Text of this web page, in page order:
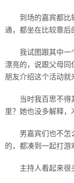
到场的嘉宾都比
通，都坐在比较靠后
我试图跟其中一
漂亮的，说跟父母同
朋友介绍这个活动就
当时我百思不
里？她也没多解释，
男嘉宾们也不怎
的，都凑到一起打游
主持人看起来很